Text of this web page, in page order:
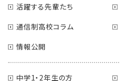
活躍する先輩たち
通信制高校コラム
情報公開
中学1・2年生の方